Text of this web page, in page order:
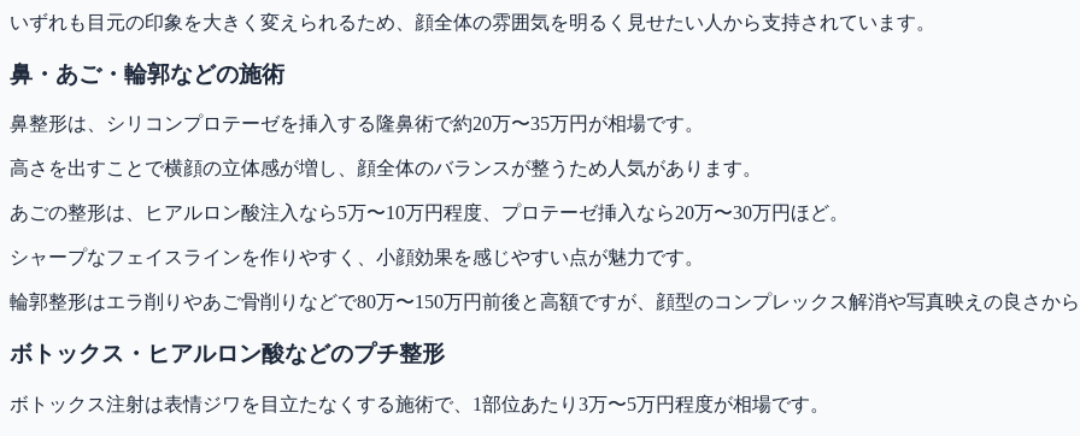
いずれも目元の印象を大きく変えられるため、顔全体の雰囲気を明るく見せたい人から支持されています。
鼻・あご・輪郭などの施術
鼻整形は、シリコンプロテーゼを挿入する隆鼻術で約20万〜35万円が相場です。
高さを出すことで横顔の立体感が増し、顔全体のバランスが整うため人気があります。
あごの整形は、ヒアルロン酸注入なら5万〜10万円程度、プロテーゼ挿入なら20万〜30万円ほど。
シャープなフェイスラインを作りやすく、小顔効果を感じやすい点が魅力です。
輪郭整形はエラ削りやあご骨削りなどで80万〜150万円前後と高額ですが、顔型のコンプレックス解消や写真映えの良さから
ボトックス・ヒアルロン酸などのプチ整形
ボトックス注射は表情ジワを目立たなくする施術で、1部位あたり3万〜5万円程度が相場です。